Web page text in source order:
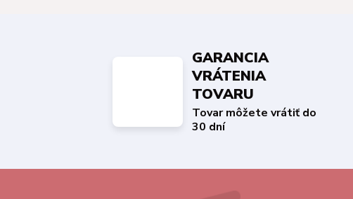
GARANCIA
VRÁTENIA
TOVARU
Tovar môžete vrátiť do
30 dní